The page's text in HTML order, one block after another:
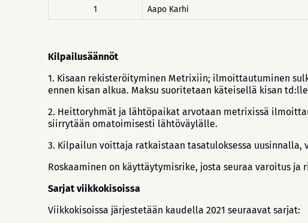
1
Aapo Karhi
Kilpailusäännöt
1. Kisaan rekisteröityminen Metrixiin; ilmoittautuminen
ennen kisan alkua. Maksu suoritetaan käteisellä kisan
2. Heittoryhmät ja lähtöpaikat arvotaan metrixissä
siirrytään omatoimisesti lähtöväylälle.
3. Kilpailun voittaja ratkaistaan tasatuloksessa
Roskaaminen on käyttäytymisrike, josta seuraa varoitus
Sarjat viikkokisoissa
Viikkokisoissa järjestetään kaudella 2021 seuraavat sarjat: